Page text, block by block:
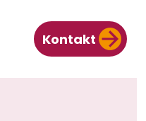
Kontakt